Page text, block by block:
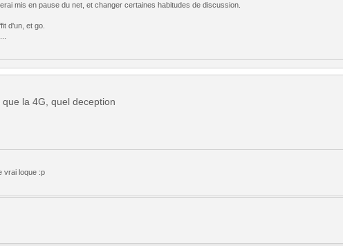
mis en pause du net, et changer certaines habitudes de discussion.
d'un, et go.
la 4G, quel deception
vrai loque :p